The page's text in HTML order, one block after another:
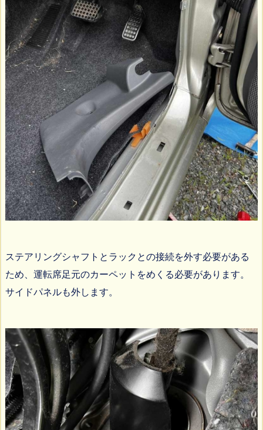
ステアリングシャフトとラックとの接続を外す必要がある
ため、運転席足元のカーペットをめくる必要があります。
サイドパネルも外します。